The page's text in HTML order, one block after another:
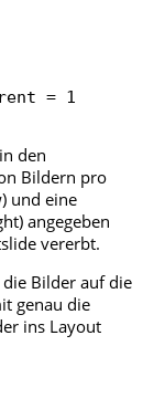
den
Bildern pro
und eine
angegeben
vererbt.
Bilder auf die
genau die
ins Layout